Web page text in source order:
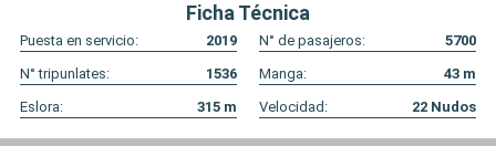
Ficha Técnica
Puesta en servicio: 2019 N° de pasajeros:
5700
N° tripunlates:
1536 Manga: 43 m
Eslora:
315 m Velocidad: 22 Nudos